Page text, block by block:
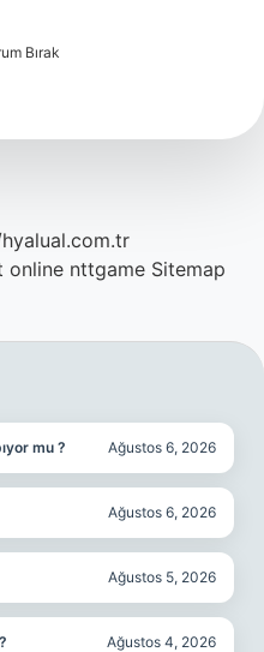
Bırak
online nttgame Sitemap
mu ? Ağustos 6, 2026
Ağustos 6, 2026
Ağustos 5, 2026
Ağustos 4, 2026